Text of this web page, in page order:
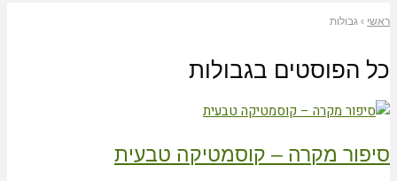
ראשי › גבולות
כל הפוסטים בגבולות
סיפור מקרה – קוסמטיקה טבעית